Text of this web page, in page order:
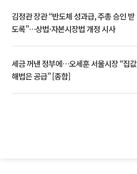
김정관 장관 “반도체 성과급, 주총 승인 받
도록”…상법·자본시장법 개정 시사
세금 꺼낸 정부에…오세훈 서울시장 “집값
해법은 공급” [종합]